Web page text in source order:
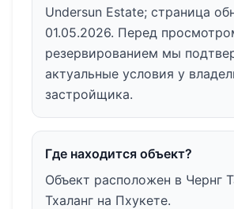
Undersun Estate; страница
01.05.2026. Перед
резервированием мы
актуальные условия у
застройщика.
Где находится объект?
Объект расположен в Чернг
Тхаланг на Пхукете.